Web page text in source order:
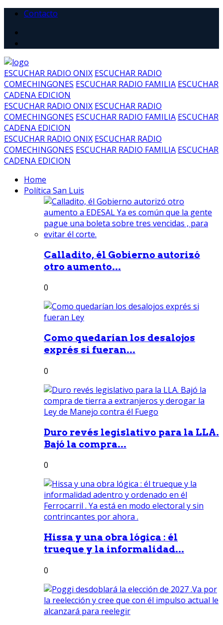
Contacto
ESCUCHAR RADIO ONIX ESCUCHAR RADIO
COMECHINGONES ESCUCHAR RADIO FAMILIA ESCUCHAR
CADENA EDICION
ESCUCHAR RADIO ONIX ESCUCHAR RADIO
COMECHINGONES ESCUCHAR RADIO FAMILIA ESCUCHAR
CADENA EDICION
ESCUCHAR RADIO ONIX ESCUCHAR RADIO
COMECHINGONES ESCUCHAR RADIO FAMILIA ESCUCHAR
CADENA EDICION
Home
Política San Luis
Calladito, él Gobierno autorizó
otro aumento...
0
Como quedarían los desalojos
exprés si fueran...
0
Duro revés legislativo para la LLA.
Bajó la compra...
0
Hissa y una obra lógica : él
trueque y la informalidad...
0